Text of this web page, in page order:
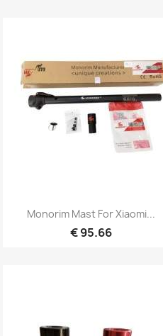
Hurtigvisning
Monorim Mast For Xiaomi...
€ 95.66